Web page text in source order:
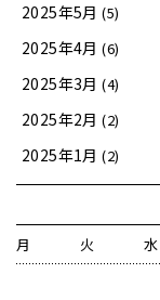
2025年5月 (5)
2025年4月 (6)
2025年3月 (4)
2025年2月 (2)
2025年1月 (2)
月
火 水